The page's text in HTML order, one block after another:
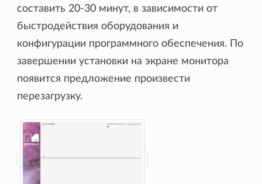
составить 20-30 минут, в зависимости от
быстродействия оборудования и
конфигурации программного обеспечения. По
завершении установки на экране монитора
появится предложение произвести
перезагрузку.